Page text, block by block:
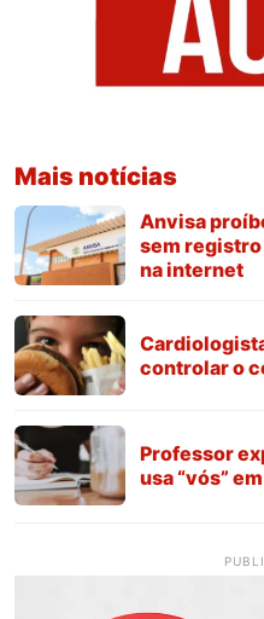
Mais notícias
Anvisa
sem
na internet
controlar o
Professor
usa “vós”